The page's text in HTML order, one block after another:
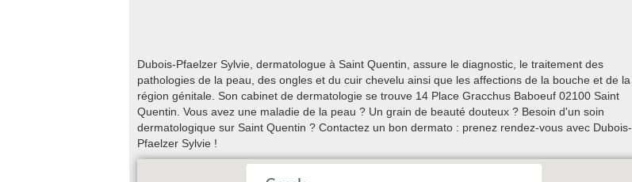
Dubois-Pfaelzer Sylvie, dermatologue à Saint Quentin, assure le diagnostic, le traitement des
pathologies de la peau, des ongles et du cuir chevelu ainsi que les affections de la bouche et de la
région génitale. Son cabinet de dermatologie se trouve 14 Place Gracchus Baboeuf 02100 Saint
Quentin. Vous avez une maladie de la peau ? Un grain de beauté douteux ? Besoin d'un soin
dermatologique sur Saint Quentin ? Contactez un bon dermato : prenez rendez-vous avec Dubois-
Pfaelzer Sylvie !